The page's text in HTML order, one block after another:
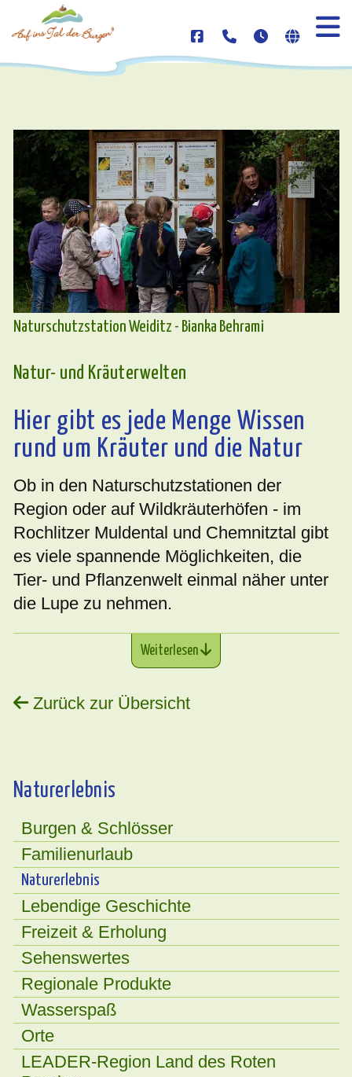
Naturschutzstation Weiditz - Bianka Behrami
Natur- und Kräuterwelten
Hier gibt es jede Menge Wissen
rund um Kräuter und die Natur
Ob in den Naturschutzstationen der
Region oder auf Wildkräuterhöfen - im
Rochlitzer Muldental und Chemnitztal gibt
es viele spannende Möglichkeiten, die
Tier- und Pflanzenwelt einmal näher unter
die Lupe zu nehmen.
Weiterlesen
Zurück zur Übersicht
Naturerlebnis
Burgen & Schlösser
Familienurlaub
Naturerlebnis
Lebendige Geschichte
Freizeit & Erholung
Sehenswertes
Regionale Produkte
Wasserspaß
Orte
LEADER-Region Land des Roten